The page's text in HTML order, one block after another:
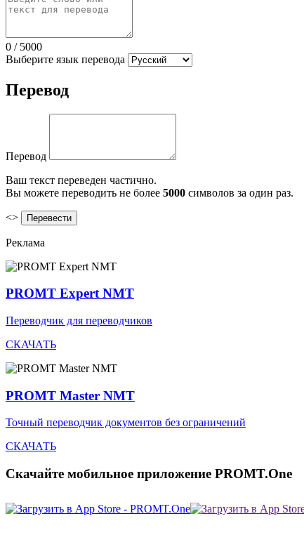
0 / 5000
Выберите язык перевода
Перевод
Перевод
Ваш текст переведен частично.
Вы можете переводить не более 5000 символов за один раз.
<>
Реклама
PROMT Expert NMT
Переводчик для переводчиков
СКАЧАТЬ
PROMT Master NMT
Точный переводчик документов без ограничений
СКАЧАТЬ
Скачайте мобильное приложение PROMT.One